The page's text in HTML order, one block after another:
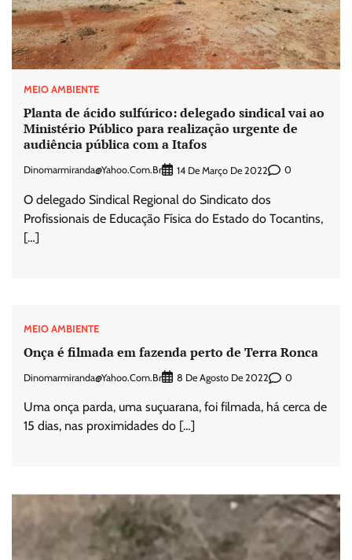
MEIO AMBIENTE
Planta de ácido sulfúrico: delegado sindical vai ao
Ministério Público para realização urgente de
audiência pública com a Itafos
Dinomarmiranda@yahoo.com.br 14 De Março De 2022 0
O delegado Sindical Regional do Sindicato dos
Profissionais de Educação Física do Estado do Tocantins,
[…]
MEIO AMBIENTE
Onça é filmada em fazenda perto de Terra Ronca
Dinomarmiranda@yahoo.com.br 8 De Agosto De 2022 0
Uma onça parda, uma suçuarana, foi filmada, há cerca de
15 dias, nas proximidades do […]